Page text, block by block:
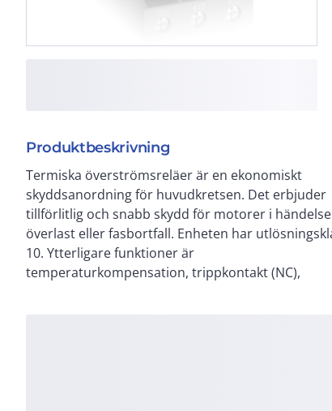
Produktbeskrivning
Termiska överströmsreläer är en ekonomiskt
skyddsanordning för huvudkretsen. Det erbjuder
tillförlitlig och snabb skydd för motorer i
överlast eller fasbortfall. Enheten har
10. Ytterligare funktioner är
temperaturkompensation, trippkontakt (NC),
signalkontakt (NO), automatisk eller manuell
återställning är valbart, stopp funktion och en
trippindikation. Överlastreläerna ansluts
kontaktorerna. Monteringssatser